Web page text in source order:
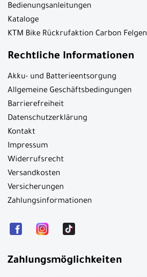
Bedienungsanleitungen
Kataloge
KTM Bike Rückrufaktion Carbon Felgen
Rechtliche Informationen
Akku- und Batterieentsorgung
Allgemeine Geschäftsbedingungen
Barrierefreiheit
Datenschutzerklärung
Kontakt
Impressum
Widerrufsrecht
Versandkosten
Versicherungen
Zahlungsinformationen
Zahlungsmöglichkeiten